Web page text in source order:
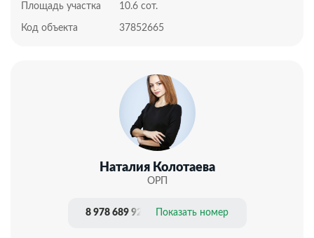
Площадь участка 10.6 сот.
Код объекта 37852665
Наталия Колотаева
ОРП
8 978 689 92 14 Показать номер